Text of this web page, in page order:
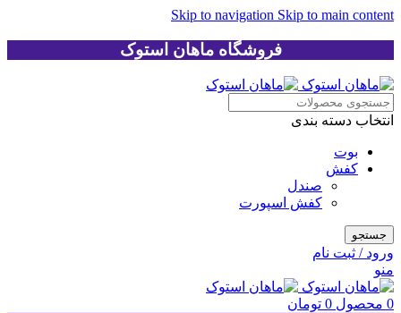
Skip to navigation Skip to main content
فروشگاه ماهان استوک
انتخاب دسته بندی
بوت
کفش
صندل
کفش اسپورت
جستجو
ورود / ثبت نام
منو
0 محصول 0 تومان